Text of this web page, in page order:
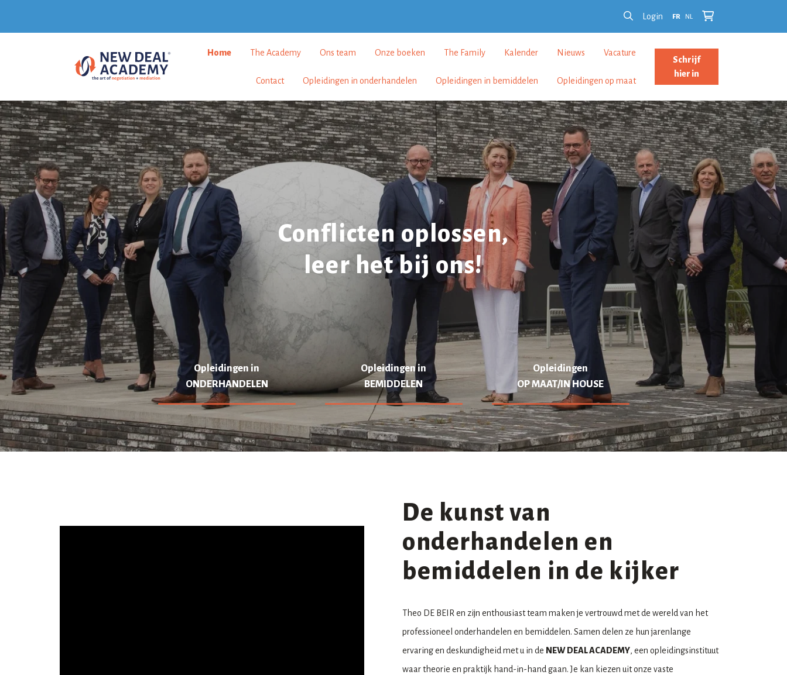
Login FR NL
Home The Academy Ons team Onze boeken The Family Kalender Nieuws Vacature
Contact Opleidingen in onderhandelen Opleidingen in bemiddelen Opleidingen op maat
Schrijf
hier in
Conflicten oplossen,
leer het bij ons!
Opleidingen in
ONDERHANDELEN
Opleidingen in
BEMIDDELEN
Opleidingen
OP MAAT/IN HOUSE
De kunst van
onderhandelen en
bemiddelen in de kijker
Theo DE BEIR en zijn enthousiast team maken je vertrouwd met de wereld van het
professioneel onderhandelen en bemiddelen. Samen delen ze hun jarenlange
ervaring en deskundigheid met u in de NEW DEAL ACADEMY, een opleidingsinstituut
waar theorie en praktijk hand-in-hand gaan. Je kan kiezen uit onze vaste